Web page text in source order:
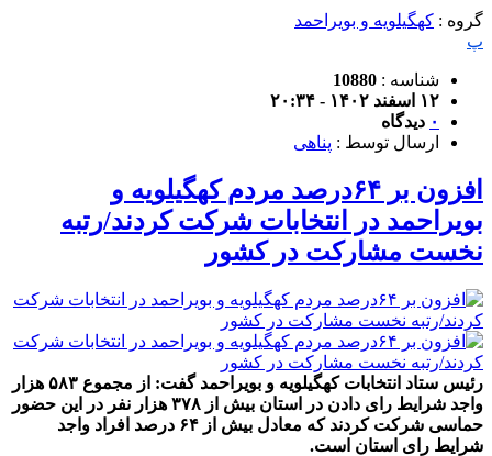
گروه : کهگیلویه و بویراحمد
پ
شناسه : 10880
۱۲ اسفند ۱۴۰۲ - ۲۰:۳۴
۰ دیدگاه
ارسال توسط : پناهی
افزون بر ۶۴درصد مردم کهگیلویه و
بویراحمد در انتخابات شرکت کردند/رتبه
نخست مشارکت در کشور
رئیس ستاد انتخابات کهگیلویه و بویراحمد گفت: از مجموع ۵۸۳ هزار
واجد شرایط رای دادن در استان بیش از ۳۷۸ هزار نفر در این حضور
حماسی شرکت کردند که معادل بیش از ۶۴ درصد افراد واجد
شرایط رای استان است.